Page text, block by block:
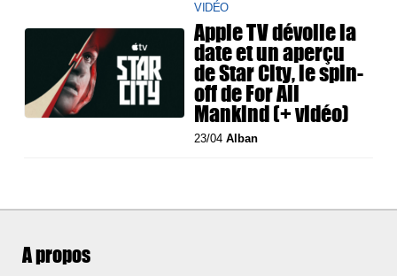
VIDÉO
Apple TV dévoile la
date et un aperçu
de Star City, le spin-
off de For All
Mankind (+ vidéo)
23/04Alban
A propos